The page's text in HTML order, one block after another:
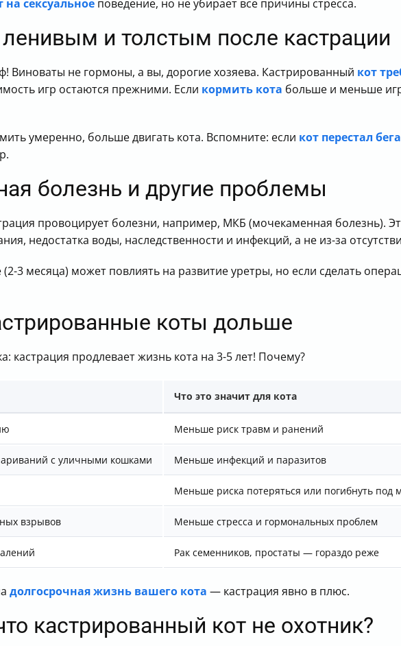
на сексуальное поведение, но не убирает все причины стресса.
и толстым после кастрации
Виноваты не гормоны, а вы, дорогие хозяева. Кастрированный кот
игр остаются прежними. Если кормить кота больше и меньше
умеренно, больше двигать кота. Вспомните: если кот перестал
болезнь и другие проблемы
провоцирует болезни, например, МКБ (мочекаменная болезнь).
недостатка воды, наследственности и инфекций, а не из-за
(2-3 месяца) может повлиять на развитие уретры, но если сделать
коты дольше
кастрация продлевает жизнь кота на 3-5 лет! Почему?
Что это значит для кота
Меньше риск травм и ранений
с уличными кошками Меньше инфекций и паразитов
Меньше риска потеряться или погибнуть под
взрывов Меньше стресса и гормональных проблем
Рак семенников, простаты — гораздо реже
долгосрочная жизнь вашего кота — кастрация явно в плюс.
кастрированный кот не охотник?